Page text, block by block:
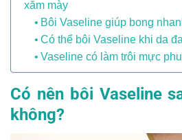
xăm mày
Bôi Vaseline giúp bong
Có thể bôi Vaseline khi da
Vaseline có làm trôi mực
Có nên bôi Vaseline
không?